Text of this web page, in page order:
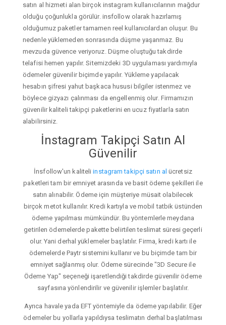
satın al hizmeti alan birçok instagram kullanıcılarının mağdur
olduğu çoğunlukla görülür. insfollow olarak hazırlamış
olduğumuz paketler tamamen reel kullanıcılardan oluşur. Bu
nedenle yüklemeden sonrasında düşme yaşanmaz. Bu
mevzuda güvence veriyoruz. Düşme oluştuğu takdirde
telafisi hemen yapılır. Sitemizdeki 3D uygulaması yardımıyla
ödemeler güvenilir biçimde yapılır. Yükleme yapılacak
hesabın şifresi yahut başkaca hususi bilgiler istenmez ve
böylece gizyazı çalınması da engellenmiş olur. Firmamızın
güvenilir kaliteli takipçi paketlerini en ucuz fiyatlarla satın
alabilirsiniz.
İnstagram Takipçi Satın Al
Güvenilir
İnsfollow'un kaliteliinstagram takipçi satın al ücretsiz
paketleri tam bir emniyet arasında ve basit ödeme şekilleri ile
satın alınabilir. Ödeme için müşteriye müsait olabilecek
birçok metot kullanılır. Kredi kartıyla ve mobil tatbik üstünden
ödeme yapılması mümkündür. Bu yöntemlerle meydana
getirilen ödemelerde pakette belirtilen teslimat süresi geçerli
olur. Yani derhal yüklemeler başlatılır. Firma, kredi kartı ile
ödemelerde Paytr sistemini kullanır ve bu biçimde tam bir
emniyet sağlanmış olur. Ödeme sürecinde "3D Secure ile
Ödeme Yap" seçeneği işaretlendiği takdirde güvenilir ödeme
sayfasına yönlendirilir ve güvenilir işlemler başlatılır.
Ayrıca havale yada EFT yöntemiyle da ödeme yapılabilir. Eğer
ödemeler bu yollarla yapıldıysa teslimatın derhal başlatılması